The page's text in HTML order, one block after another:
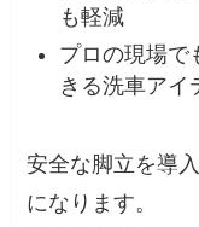
も軽減
プロの現場で
きる洗車アイ
安全な脚立を導
になります。